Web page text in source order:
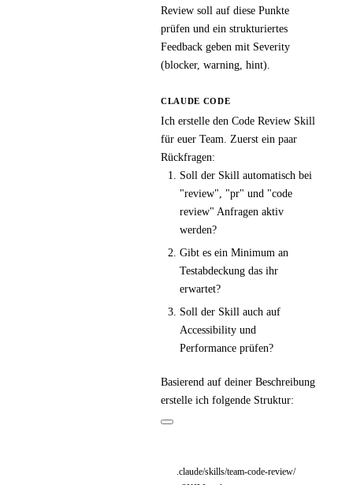
Review soll auf diese Punkte
prüfen und ein strukturiertes
Feedback geben mit Severity
(blocker, warning, hint).
CLAUDE CODE
Ich erstelle den Code Review Skill
für euer Team. Zuerst ein paar
Rückfragen:
Soll der Skill automatisch bei
"review", "pr" und "code
review" Anfragen aktiv
werden?
Gibt es ein Minimum an
Testabdeckung das ihr
erwartet?
Soll der Skill auch auf
Accessibility und
Performance prüfen?
Basierend auf deiner Beschreibung
erstelle ich folgende Struktur:
.claude/skills/team-code-review/